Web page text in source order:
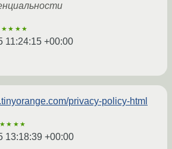
11:24:15 +00:00
privacy-policy-html
13:18:39 +00:00